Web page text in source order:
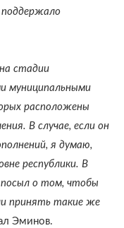
стадии
муниципальными
расположены
В случае, если он
я думаю,
республики. В
посыл о том, чтобы
принять такие же
Эминов.